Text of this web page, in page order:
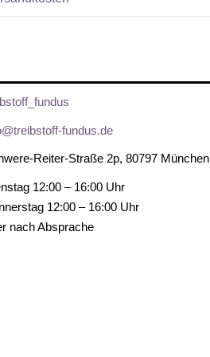
fundus.de
Reiter-Straße 2p, 80797 München
12:00 – 16:00 Uhr
12:00 – 16:00 Uhr
nach Absprache